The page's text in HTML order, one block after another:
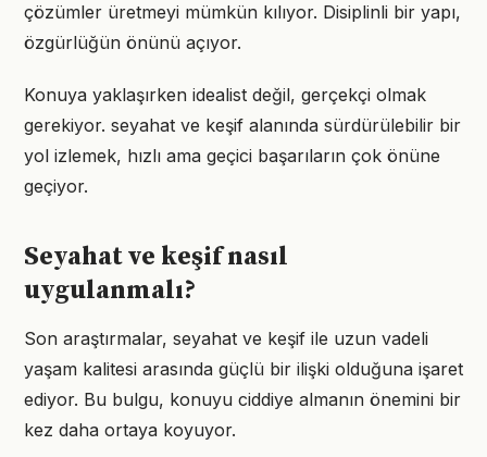
çözümler üretmeyi mümkün kılıyor. Disiplinli bir yapı,
özgürlüğün önünü açıyor.
Konuya yaklaşırken idealist değil, gerçekçi olmak
gerekiyor. seyahat ve keşif alanında sürdürülebilir bir
yol izlemek, hızlı ama geçici başarıların çok önüne
geçiyor.
Seyahat ve keşif nasıl
uygulanmalı?
Son araştırmalar, seyahat ve keşif ile uzun vadeli
yaşam kalitesi arasında güçlü bir ilişki olduğuna işaret
ediyor. Bu bulgu, konuyu ciddiye almanın önemini bir
kez daha ortaya koyuyor.